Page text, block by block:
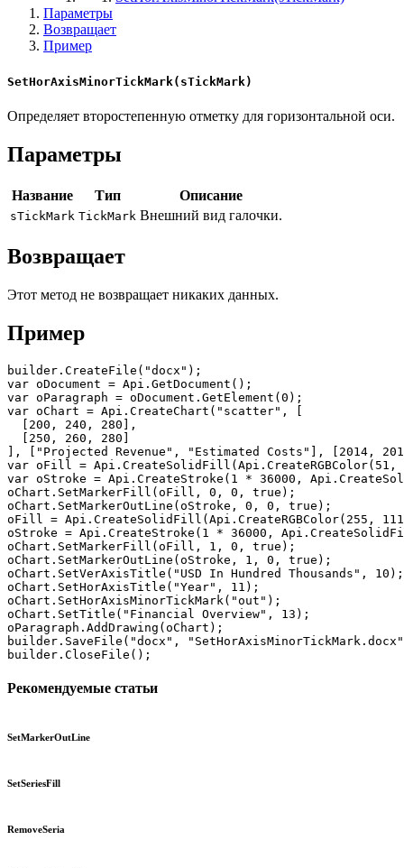
Параметры
Возвращает
Пример
SetHorAxisMinorTickMark(sTickMark)
Определяет второстепенную отметку для горизонтальной оси.
Параметры
Название Тип Описание
sTickMark TickMark Внешний вид галочки.
Возвращает
Этот метод не возвращает никаких данных.
Пример
builder.CreateFile("docx");
var oDocument = Api.GetDocument();
var oParagraph = oDocument.GetElement(0);
var oChart = Api.CreateChart("scatter", [
  [200, 240, 280],
  [250, 260, 280]
], ["Projected Revenue", "Estimated Costs"], [2014,
var oFill =
var oStroke = Api.CreateStroke(1 * 36000,
oChart.SetMarkerFill(oFill, 0, 0, true);
oChart.SetMarkerOutLine(oStroke, 0, 0, true);
oFill = Api.CreateSolidFill(Api.CreateRGBColor(255,
oStroke = Api.CreateStroke(1 * 36000,
oChart.SetMarkerFill(oFill, 1, 0, true);
oChart.SetMarkerOutLine(oStroke, 1, 0, true);
oChart.SetVerAxisTitle("USD In Hundred Thousands", 10);
oChart.SetHorAxisTitle("Year", 11);
oChart.SetHorAxisMinorTickMark("out");
oChart.SetTitle("Financial Overview", 13);
oParagraph.AddDrawing(oChart);
builder.SaveFile("docx",
builder.CloseFile();
Рекомендуемые статьи
SetMarkerOutLine
SetSeriesFill
RemoveSeria